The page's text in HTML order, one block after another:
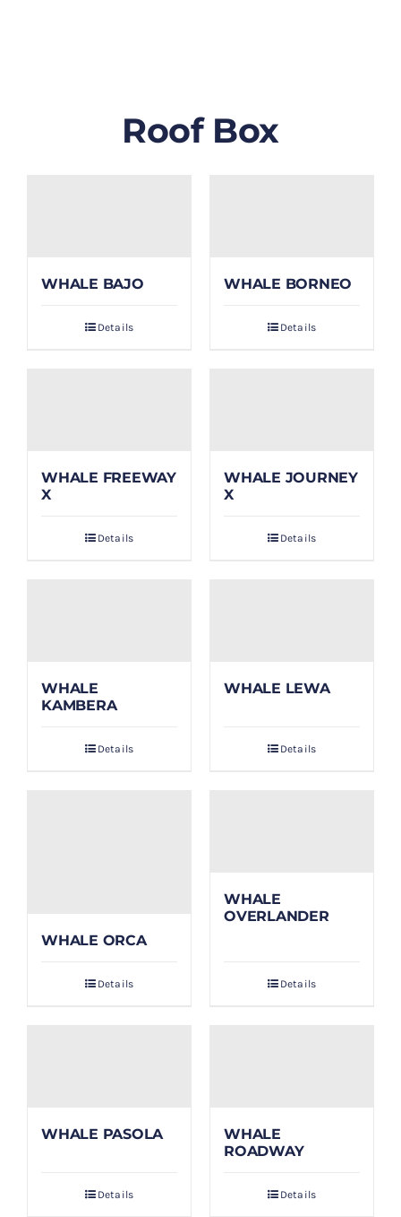
PAYMENT
Roof Box
WHALE BAJO
Details
WHALE BORNEO
Details
WHALE FREEWAY
X
Details
WHALE JOURNEY
X
Details
WHALE
KAMBERA
Details
WHALE LEWA
Details
WHALE ORCA
Details
WHALE
OVERLANDER
Details
WHALE PASOLA
Details
WHALE
ROADWAY
Details